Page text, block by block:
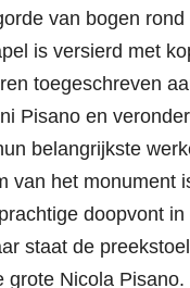
van bogen rond
is versierd met
toegeschreven
Pisano en
belangrijkste
van het monument
doopvont in
staat de
grote Nicola Pisano.